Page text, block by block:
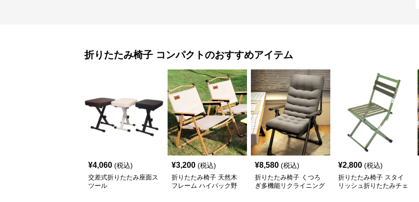
折りたたみ椅子 コンパクトのおすすめアイテム
¥4,060 (税込)
交差式折りたたみ座面ス
ツール
¥3,200 (税込)
折りたたみ椅子 天然木
フレーム ハイバック野
¥8,580 (税込)
折りたたみ椅子 くつろ
ぎ多機能リクライニング
¥2,800 (税込)
折りたたみ椅子 スタイ
リッシュ折りたたみチェ